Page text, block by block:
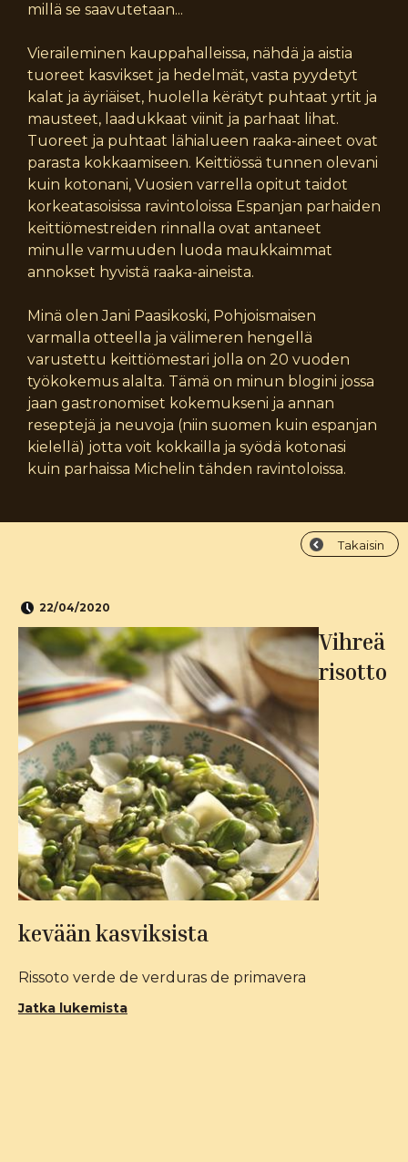
millä se saavutetaan...
Vieraileminen kauppahalleissa, nähdä ja aistia
tuoreet kasvikset ja hedelmät, vasta pyydetyt
kalat ja äyriäiset, huolella kërätyt puhtaat yrtit ja
mausteet, laadukkaat viinit ja parhaat lihat.
Tuoreet ja puhtaat lähialueen raaka-aineet ovat
parasta kokkaamiseen. Keittiössä tunnen olevani
kuin kotonani, Vuosien varrella opitut taidot
korkeatasoisissa ravintoloissa Espanjan parhaiden
keittiömestreiden rinnalla ovat antaneet
minulle varmuuden luoda maukkaimmat
annokset hyvistä raaka-aineista.
Minä olen Jani Paasikoski, Pohjoismaisen
varmalla otteella ja välimeren hengellä
varustettu keittiömestari jolla on 20 vuoden
työkokemus alalta. Tämä on minun blogini jossa
jaan gastronomiset kokemukseni ja annan
reseptejä ja neuvoja (niin suomen kuin espanjan
kielellä) jotta voit kokkailla ja syödä kotonasi
kuin parhaissa Michelin tähden ravintoloissa.
Takaisin
22/04/2020
Vihreä
risotto
kevään kasviksista
Rissoto verde de verduras de primavera
Jatka lukemista